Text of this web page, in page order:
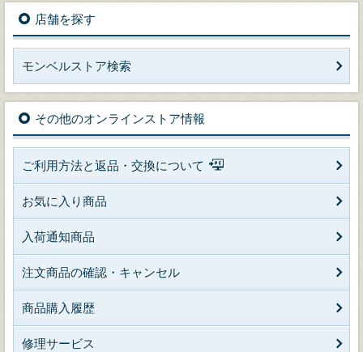
店舗を探す
モンベルストア検索
その他のオンラインストア情報
ご利用方法と返品・交換について
お気に入り商品
入荷通知商品
注文商品の確認・キャンセル
商品購入履歴
修理サービス